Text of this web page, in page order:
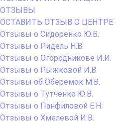
ОТЗЫВЫ
ОСТАВИТЬ ОТЗЫВ О ЦЕНТРЕ
Отзывы о Сидоренко Ю.В.
Отзывы о Ридель Н.В.
Отзывы о Огородникове И.И.
Отзывы о Рыжковой И.В.
Отзывы об Оберемок М.В.
Отзывы о Тутченко Ю.В.
Отзывы о Панфиловой Е.Н.
Отзывы о Хмелевой И.В.